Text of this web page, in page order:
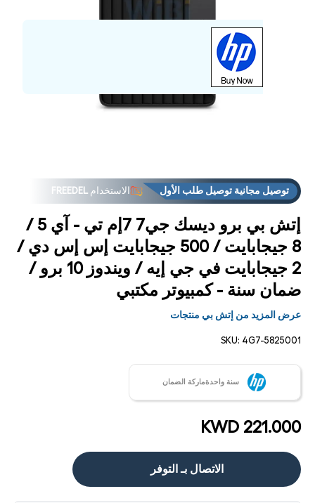
توصيل مجانية توصيل طلب الأول الاستخدام FREEDEL
إتش بي برو ديسك جي7 7إم تي - آي 5 /
8 جيجابايت / 500 جيجابايت إس إس دي /
2 جيجابايت في جي إيه / ويندوز 10 برو /
ضمان سنة - كمبيوتر مكتبي
عرض المزيد من إتش بي منتجات
SKU: 4G7-5825001
سنة واحدةماركة الضمان
KWD 221.000
الاتصال بـ التوفر